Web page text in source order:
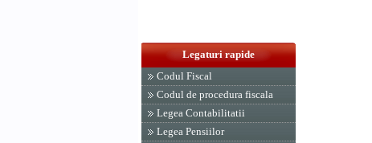
Legaturi rapide
Codul Fiscal
Codul de procedura fiscala
Legea Contabilitatii
Legea Pensiilor